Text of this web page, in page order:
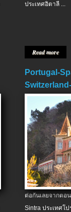
ประเทศอิตาลี ...
Read more
Portugal-
ต่อกันเลยจากต
Sintra ประเทศโป